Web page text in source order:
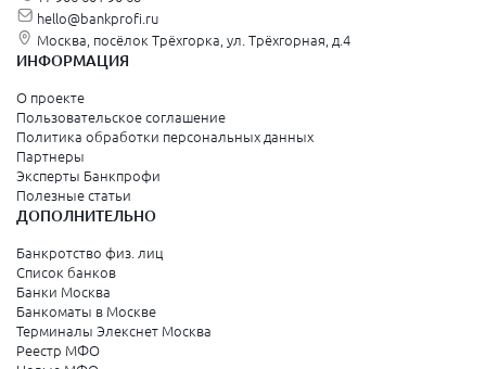
hello@bankprofi.ru
Москва, посёлок Трёхгорка, ул. Трёхгорная, д.4
ИНФОРМАЦИЯ
О проекте
Пользовательское соглашение
Политика обработки персональных данных
Партнеры
Эксперты Банкпрофи
Полезные статьи
ДОПОЛНИТЕЛЬНО
Банкротство физ. лиц
Список банков
Банки Москва
Банкоматы в Москве
Терминалы Элекснет Москва
Реестр МФО